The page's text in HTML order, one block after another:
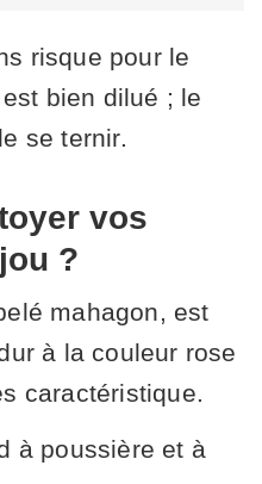
risque pour le
bien dilué ; le
se ternir.
vos
?
mahagon, est
à la couleur rose
caractéristique.
à poussière et à